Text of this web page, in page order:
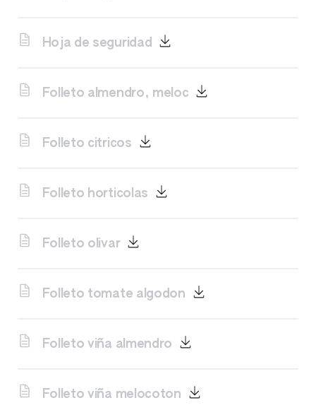
Hoja de seguridad
Folleto almendro, meloc
Folleto citricos
Folleto horticolas
Folleto olivar
Folleto tomate algodon
Folleto viña almendro
Folleto viña melocoton